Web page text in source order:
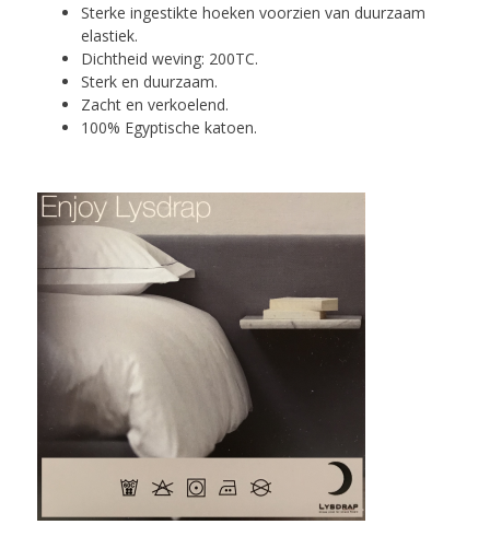
Sterke ingestikte hoeken voorzien van duurzaam
elastiek.
Dichtheid weving: 200TC.
Sterk en duurzaam.
Zacht en verkoelend.
100% Egyptische katoen.